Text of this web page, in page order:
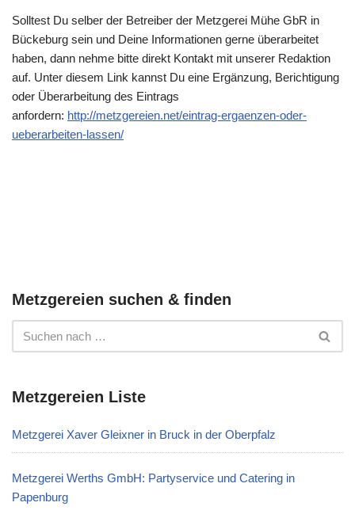
Solltest Du selber der Betreiber der Metzgerei Mühe GbR in
Bückeburg sein und Deine Informationen gerne überarbeitet
haben, dann nehme bitte direkt Kontakt mit unserer Redaktion
auf. Unter diesem Link kannst Du eine Ergänzung, Berichtigung
oder Überarbeitung des Eintrags
anfordern: http://metzgereien.net/eintrag-ergaenzen-oder-
ueberarbeiten-lassen/
Metzgereien suchen & finden
Metzgereien Liste
Metzgerei Xaver Gleixner in Bruck in der Oberpfalz
Metzgerei Werths GmbH: Partyservice und Catering in
Papenburg